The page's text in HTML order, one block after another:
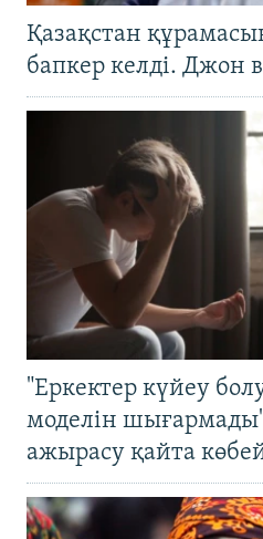
Қазақстан
бапкер келді. Джон
"Еркектер күйеу
моделін
ажырасу қайта